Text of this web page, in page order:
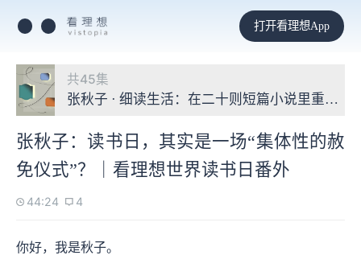
打开看理想App
共45集
张秋子 · 细读生活：在二十则短篇小说里重启自
张秋子：读书日，其实是一场“集体性的赦
免仪式”？｜看理想世界读书日番外
44:24 4
你好，我是秋子。